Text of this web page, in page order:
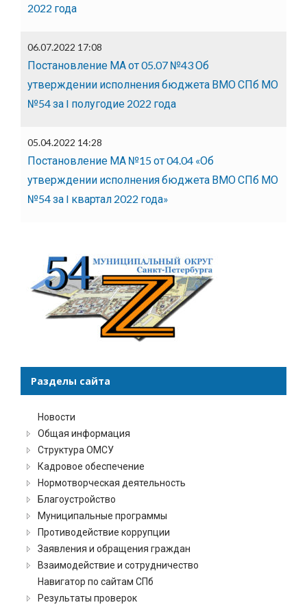
2022 года
06.07.2022 17:08
Постановление МА от 05.07 №43 Об
утверждении исполнения бюджета ВМО СПб МО
№54 за I полугодие 2022 года
05.04.2022 14:28
Постановление МА №15 от 04.04 «Об
утверждении исполнения бюджета ВМО СПб МО
№54 за I квартал 2022 года»
Разделы сайта
Новости
Общая информация
Структура ОМСУ
Кадровое обеспечение
Нормотворческая деятельность
Благоустройство
Муниципальные программы
Противодействие коррупции
Заявления и обращения граждан
Взаимодействие и сотрудничество
Навигатор по сайтам СПб
Результаты проверок